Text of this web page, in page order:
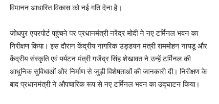
विमानन आधारित विकास को नई गति देना है।
जोधपुर एयरपोर्ट पहुंचने पर प्रधानमंत्री नरेंद्र मोदी ने नए टर्मिनल भवन का
निरीक्षण किया। इस दौरान केंद्रीय नागरिक उड्डयन मंत्री राममोहन नायडू और
केंद्रीय संस्कृति एवं पर्यटन मंत्री गजेंद्र सिंह शेखावत ने उन्हें टर्मिनल की
आधुनिक सुविधाओं और निर्माण से जुड़ी विशेषताओं की जानकारी दी। निरीक्षण के
बाद प्रधानमंत्री ने औपचारिक रूप से नए टर्मिनल भवन का उद्घाटन किया।